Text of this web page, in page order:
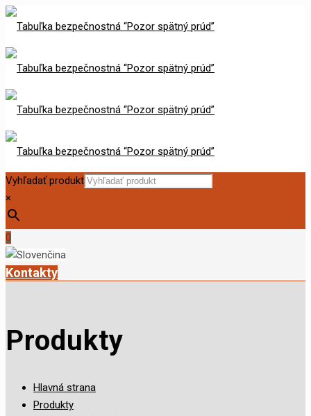
Vyhľadať produkt
×
0
Kontakty
Produkty
Hlavná strana
Produkty